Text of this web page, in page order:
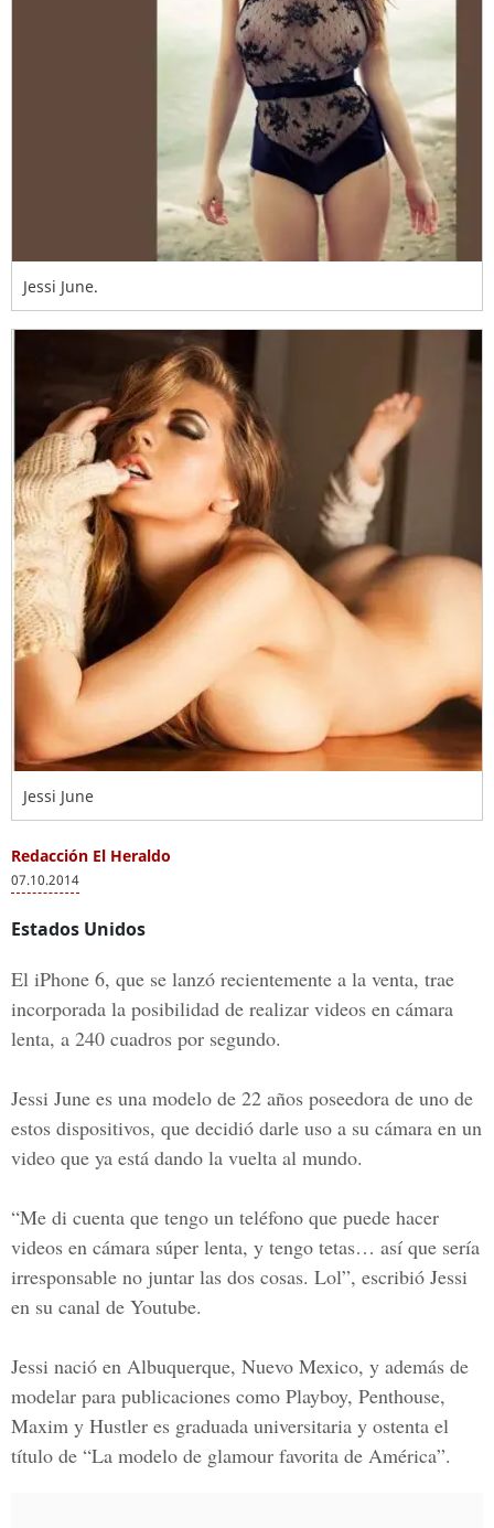
Jessi June.
Jessi June
Redacción El Heraldo
07.10.2014
Estados Unidos
El iPhone 6, que se lanzó recientemente a la venta, trae
incorporada la posibilidad de realizar videos en cámara
lenta, a 240 cuadros por segundo.
Jessi June es una modelo de 22 años poseedora de uno de
estos dispositivos, que decidió darle uso a su cámara en un
video que ya está dando la vuelta al mundo.
“Me di cuenta que tengo un teléfono que puede hacer
videos en cámara súper lenta, y tengo tetas… así que sería
irresponsable no juntar las dos cosas. Lol”, escribió Jessi
en su canal de Youtube.
Jessi nació en Albuquerque, Nuevo Mexico, y además de
modelar para publicaciones como Playboy, Penthouse,
Maxim y Hustler es graduada universitaria y ostenta el
título de “La modelo de glamour favorita de América”.